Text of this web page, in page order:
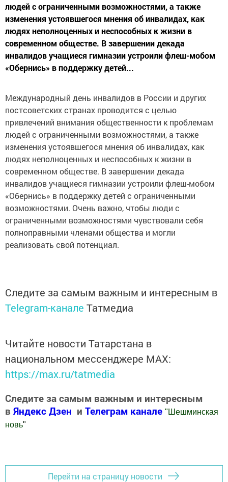
людей с ограниченными возможностями, а также
изменения устоявшегося мнения об инвалидах, как
людях неполноценных и неспособных к жизни в
современном обществе. В завершении декада
инвалидов учащиеся гимназии устроили флеш-мобом
«Обернись» в поддержку детей...
Международный день инвалидов в России и других
постсоветских странах проводится с целью
привлечений внимания общественности к проблемам
людей с ограниченными возможностями, а также
изменения устоявшегося мнения об инвалидах, как
людях неполноценных и неспособных к жизни в
современном обществе. В завершении декада
инвалидов учащиеся гимназии устроили флеш-мобом
«Обернись» в поддержку детей с ограниченными
возможностями. Очень важно, чтобы люди с
ограниченными возможностями чувствовали себя
полноправными членами общества и могли
реализовать свой потенциал.
Следите за самым важным и интересным в
Telegram-канале Татмедиа
Читайте новости Татарстана в
национальном мессенджере MАХ:
https://max.ru/tatmedia
Следите за самым важным и интересным
в Яндекс Дзен и Телеграм канале " Шешминская
новь"
Перейти на страницу новости